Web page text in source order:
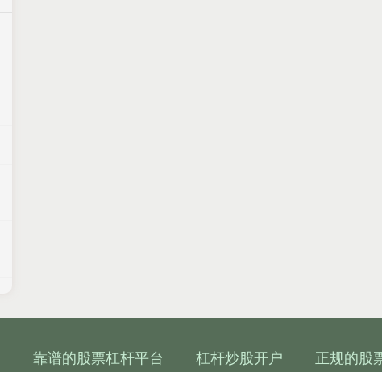
靠谱的股票杠杆平台 杠杆炒股开户 正规的股